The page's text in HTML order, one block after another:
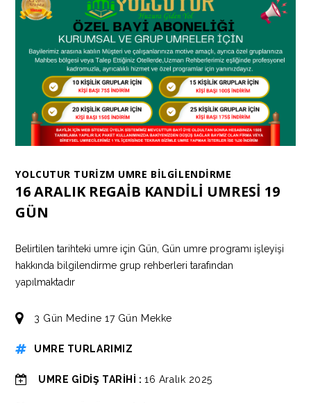
YOLCUTUR TURİZM UMRE BİLGİLENDİRME
16 ARALIK REGAİB KANDİLİ UMRESİ 19
GÜN
Belirtilen tarihteki umre için Gün, Gün umre programı işleyişi
hakkında bilgilendirme grup rehberleri tarafından
yapılmaktadır
3 Gün Medine 17 Gün Mekke
UMRE TURLARIMIZ
UMRE GİDİŞ TARİHİ :16 Aralık 2025